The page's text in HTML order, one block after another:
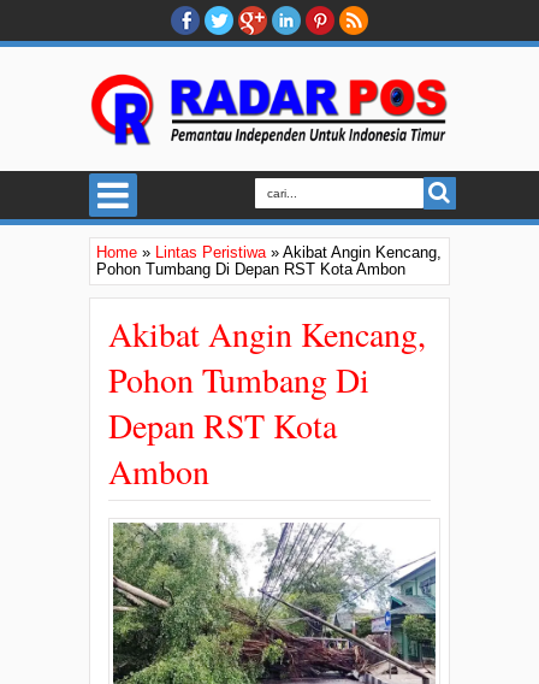
Home » Lintas Peristiwa» Akibat Angin Kencang,
Pohon Tumbang Di Depan RST Kota Ambon
Akibat Angin Kencang,
Pohon Tumbang Di
Depan RST Kota
Ambon